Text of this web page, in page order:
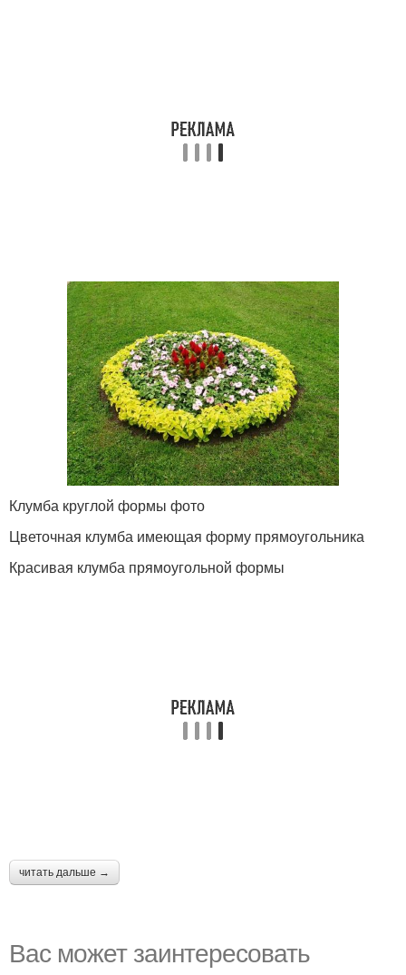
Клумба круглой формы фото
Цветочная клумба имеющая форму прямоугольника
Красивая клумба прямоугольной формы
читать дальше →
Вас может заинтересовать